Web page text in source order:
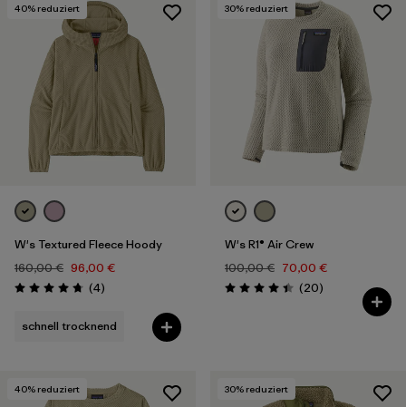
40% reduziert
W's Textured Fleece Hoody
160,00 € 96,00 €
Bewertung: 4.8 / 5
(4Rezensionen
)
schnell trocknend
30% reduziert
W's R1® Air Crew
100,00 € 70,00 €
Bewertung: 4.5 / 5
(20Rezensionen
)
40% reduziert 30% reduziert